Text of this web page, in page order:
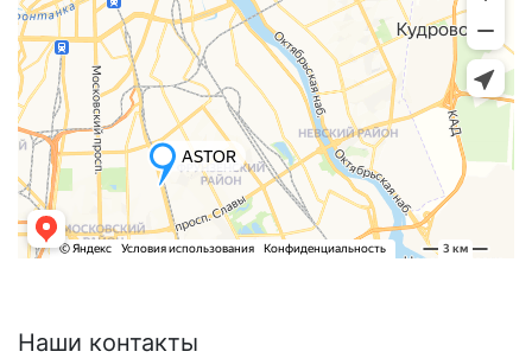
Наши контакты